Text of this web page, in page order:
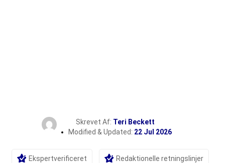
Skrevet Af: Teri Beckett
Modified & Updated: 22 Jul 2026
Ekspertverificeret Redaktionelle retningslinjer